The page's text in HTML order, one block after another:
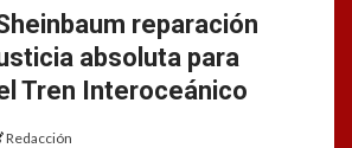
reparación
absoluta para
Tren Interoceánico
Redacción